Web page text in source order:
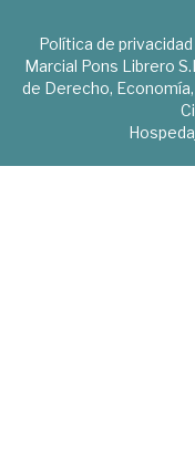
Política de privacidad
Marcial Pons Librero
de Derecho,